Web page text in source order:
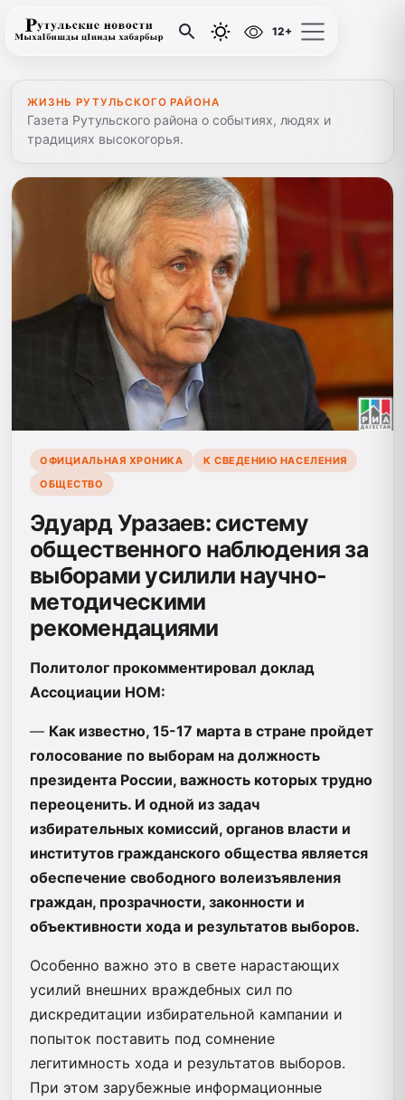
12+
ЖИЗНЬ РУТУЛЬСКОГО РАЙОНА
Газета Рутульского района о событиях, людях и
традициях высокогорья.
ОФИЦИАЛЬНАЯ ХРОНИКА
К СВЕДЕНИЮ НАСЕЛЕНИЯ
ОБЩЕСТВО
Эдуард Уразаев: систему
общественного наблюдения за
выборами усилили научно-
методическими
рекомендациями
Политолог прокомментировал доклад
Ассоциации НОМ:
— Как известно, 15-17 марта в стране пройдет
голосование по выборам на должность
президента России, важность которых трудно
переоценить. И одной из задач
избирательных комиссий, органов власти и
институтов гражданского общества является
обеспечение свободного волеизъявления
граждан, прозрачности, законности и
объективности хода и результатов выборов.
Особенно важно это в свете нарастающих
усилий внешних враждебных сил по
дискредитации избирательной кампании и
попыток поставить под сомнение
легитимность хода и результатов выборов.
При этом зарубежные информационные